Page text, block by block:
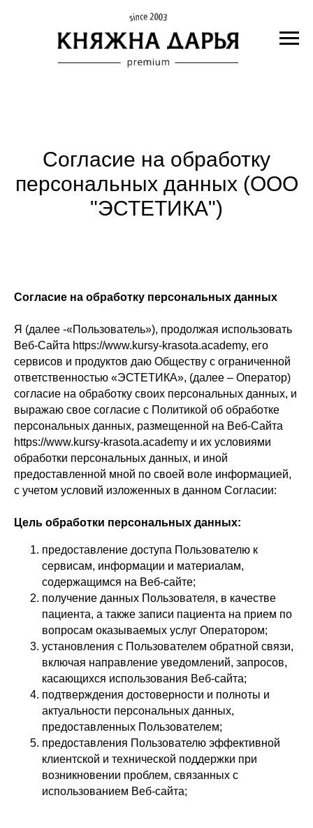
Согласие на обработку
персональных данных (ООО
"ЭСТЕТИКА")
Согласие на обработку персональных данных
Я (далее -«Пользователь»), продолжая использовать
Веб-Сайта https://www.kursy-krasota.academy, его
сервисов и продуктов даю Обществу с ограниченной
ответственностью «ЭСТЕТИКА», (далее – Оператор)
согласие на обработку своих персональных данных, и
выражаю свое согласие с Политикой об обработке
персональных данных, размещенной на Веб-Сайта
https://www.kursy-krasota.academy и их условиями
обработки персональных данных, и иной
предоставленной мной по своей воле информацией,
с учетом условий изложенных в данном Согласии:
Цель обработки персональных данных:
предоставление доступа Пользователю к
сервисам, информации и материалам,
содержащимся на Веб-сайте;
получение данных Пользователя, в качестве
пациента, а также записи пациента на прием по
вопросам оказываемых услуг Оператором;
установления с Пользователем обратной связи,
включая направление уведомлений, запросов,
касающихся использования Веб-сайта;
подтверждения достоверности и полноты и
актуальности персональных данных,
предоставленных Пользователем;
предоставления Пользователю эффективной
клиентской и технической поддержки при
возникновении проблем, связанных с
использованием Веб-сайта;